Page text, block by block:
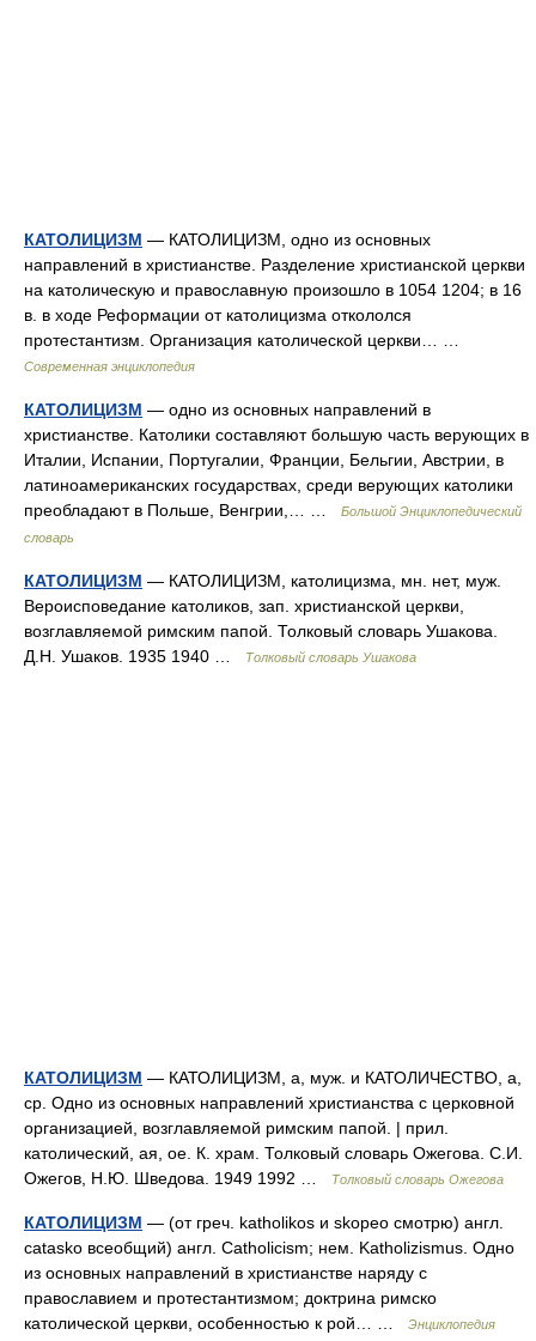
КАТОЛИЦИЗМ — КАТОЛИЦИЗМ, одно из основных
направлений в христианстве. Разделение христианской церкви
на католическую и православную произошло в 1054 1204; в 16
в. в ходе Реформации от католицизма откололся
протестантизм. Организация католической церкви… …
Современная энциклопедия
КАТОЛИЦИЗМ — одно из основных направлений в
христианстве. Католики составляют большую часть верующих в
Италии, Испании, Португалии, Франции, Бельгии, Австрии, в
латиноамериканских государствах, среди верующих католики
преобладают в Польше, Венгрии,… …
Большой Энциклопедический
словарь
КАТОЛИЦИЗМ — КАТОЛИЦИЗМ, католицизма, мн. нет, муж.
Вероисповедание католиков, зап. христианской церкви,
возглавляемой римским папой. Толковый словарь Ушакова.
Д.Н. Ушаков. 1935 1940 …
Толковый словарь Ушакова
КАТОЛИЦИЗМ — КАТОЛИЦИЗМ, а, муж. и КАТОЛИЧЕСТВО, а,
ср. Одно из основных направлений христианства с церковной
организацией, возглавляемой римским папой. | прил.
католический, ая, ое. К. храм. Толковый словарь Ожегова. С.И.
Ожегов, Н.Ю. Шведова. 1949 1992 …
Толковый словарь Ожегова
КАТОЛИЦИЗМ — (от греч. katholikos и skopeo смотрю) англ.
catasko всеобщий) англ. Catholicism; нем. Katholizismus. Одно
из основных направлений в христианстве наряду с
православием и протестантизмом; доктрина римско
католической церкви, особенностью к рой… …
Энциклопедия